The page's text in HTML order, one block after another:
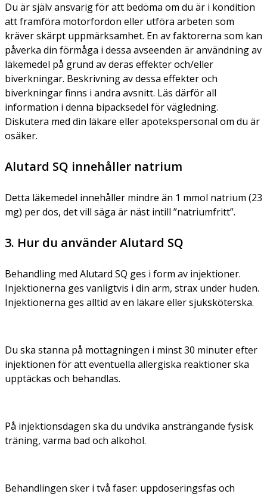
Du är själv ansvarig för att bedöma om du är i kondition
att framföra motorfordon eller utföra arbeten som
kräver skärpt uppmärksamhet. En av faktorerna som kan
påverka din förmåga i dessa avseenden är användning av
läkemedel på grund av deras effekter och/eller
biverkningar. Beskrivning av dessa effekter och
biverkningar finns i andra avsnitt. Läs därför all
information i denna bipacksedel för vägledning.
Diskutera med din läkare eller apotekspersonal om du är
osäker.
Alutard SQ innehåller natrium
Detta läkemedel innehåller mindre än 1 mmol natrium (23
mg) per dos, det vill säga är näst intill ”natriumfritt”.
3. Hur du använder Alutard SQ
Behandling med Alutard SQ ges i form av injektioner.
Injektionerna ges vanligtvis i din arm, strax under huden.
Injektionerna ges alltid av en läkare eller sjuksköterska.
Du ska stanna på mottagningen i minst 30 minuter efter
injektionen för att eventuella allergiska reaktioner ska
upptäckas och behandlas.
På injektionsdagen ska du undvika ansträngande fysisk
träning, varma bad och alkohol.
Behandlingen sker i två faser: uppdoseringsfas och